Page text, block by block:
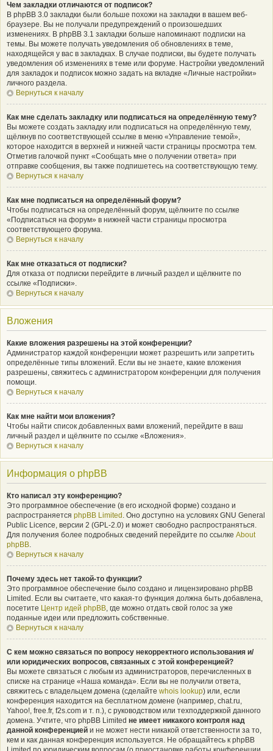
Чем закладки отличаются от подписок?
В phpBB 3.0 закладки были больше похожи на закладки в вашем веб-
браузере. Вы не получали предупреждений о произошедших
изменениях. В phpBB 3.1 закладки больше напоминают подписки на
темы. Вы можете получать уведомления об обновлениях в теме,
находящейся у вас в закладках. В случае подписки, вы будете получать
уведомления об изменениях в теме или форуме. Настройки уведомлений
для закладок и подписок можно задать на вкладке «Личные настройки»
личного раздела.
Вернуться к началу
Как мне сделать закладку или подписаться на определённую тему?
Вы можете создать закладку или подписаться на определённую тему,
щёлкнув по соответствующей ссылке в меню «Управление темой»,
которое находится в верхней и нижней части страницы просмотра тем.
Отметив галочкой пункт «Сообщать мне о получении ответа» при
отправке сообщения, вы также подпишетесь на соответствующую тему.
Вернуться к началу
Как мне подписаться на определённый форум?
Чтобы подписаться на определённый форум, щёлкните по ссылке
«Подписаться на форум» в нижней части страницы просмотра
соответствующего форума.
Вернуться к началу
Как мне отказаться от подписки?
Для отказа от подписки перейдите в личный раздел и щёлкните по
ссылке «Подписки».
Вернуться к началу
Вложения
Какие вложения разрешены на этой конференции?
Администратор каждой конференции может разрешить или запретить
определённые типы вложений. Если вы не знаете, какие вложения
разрешены, свяжитесь с администратором конференции для получения
помощи.
Вернуться к началу
Как мне найти мои вложения?
Чтобы найти список добавленных вами вложений, перейдите в ваш
личный раздел и щёлкните по ссылке «Вложения».
Вернуться к началу
Информация о phpBB
Кто написал эту конференцию?
Это программное обеспечение (в его исходной форме) создано и
распространяется phpBB Limited . Оно доступно на условиях GNU General
Public Licence, версии 2 (GPL-2.0) и может свободно распространяться.
Для получения более подробных сведений перейдите по ссылке About
phpBB.
Вернуться к началу
Почему здесь нет такой-то функции?
Это программное обеспечение было создано и лицензировано phpBB
Limited. Если вы считаете, что какая-то функция должна быть добавлена,
посетите Центр идей phpBB, где можно отдать свой голос за уже
поданные идеи или предложить собственные.
Вернуться к началу
С кем можно связаться по вопросу некорректного использования и/
или юридических вопросов, связанных с этой конференцией?
Вы можете связаться с любым из администраторов, перечисленных в
списке на странице «Наша команда». Если вы не получили ответа,
свяжитесь с владельцем домена (сделайте whois lookup) или, если
конференция находится на бесплатном домене (например, chat.ru,
Yahoo!, free.fr, f2s.com и т. п.), с руководством или техподдержкой данного
домена. Учтите, что phpBB Limited не имеет никакого контроля над
данной конференцией и не может нести никакой ответственности за то,
кем и как данная конференция используется. Не обращайтесь к phpBB